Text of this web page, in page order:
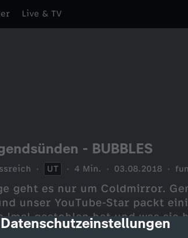
description
Live & TV
- BUBBLES
UT 4 Min. 03.08.2018
geht es nur um Coldmirror.
unser YouTube-Star packt
'mal gestohlen hat und was sie
Und warum Alkohol und